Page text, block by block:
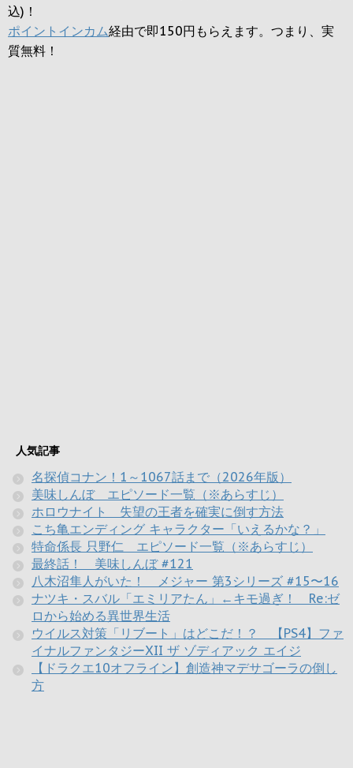
込)！
ポイントインカム経由で即150円もらえます。つまり、実
質無料！
人気記事
名探偵コナン！1～1067話まで（2026年版）
美味しんぼ エピソード一覧（※あらすじ）
ホロウナイト 失望の王者を確実に倒す方法
こち亀エンディング キャラクター「いえるかな？」
特命係長 只野仁 エピソード一覧（※あらすじ）
最終話！ 美味しんぼ #121
八木沼隼人がいた！ メジャー 第3シリーズ #15〜16
ナツキ・スバル「エミリアたん」←キモ過ぎ！ Re:ゼ
ロから始める異世界生活
ウイルス対策「リブート」はどこだ！？ 【PS4】ファ
イナルファンタジーXII ザ ゾディアック エイジ
【ドラクエ10オフライン】創造神マデサゴーラの倒し
方